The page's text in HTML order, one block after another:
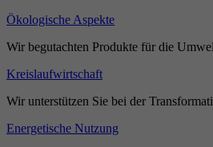
Ökologische Aspekte
Wir begutachten Produkte für die
Kreislaufwirtschaft
Wir unterstützen Sie bei der
Energetische Nutzung